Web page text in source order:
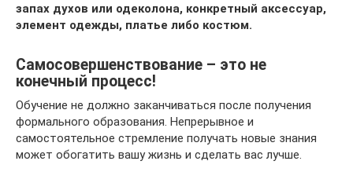
запах духов или одеколона, конкретный аксессуар,
элемент одежды, платье либо костюм.
Самосовершенствование – это не
конечный процесс!
Обучение не должно заканчиваться после получения
формального образования. Непрерывное и
самостоятельное стремление получать новые знания
может обогатить вашу жизнь и сделать вас лучше.